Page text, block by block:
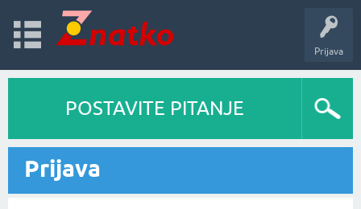
Prijava
POSTAVITE PITANJE
Prijava